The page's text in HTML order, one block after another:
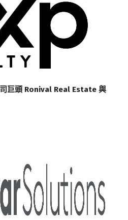
巨頭 Ronival Real Estate 與